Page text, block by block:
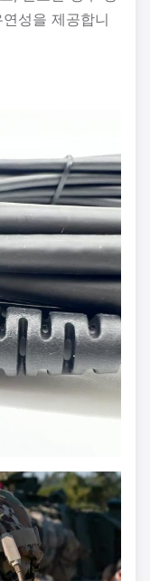
성을 제공합니